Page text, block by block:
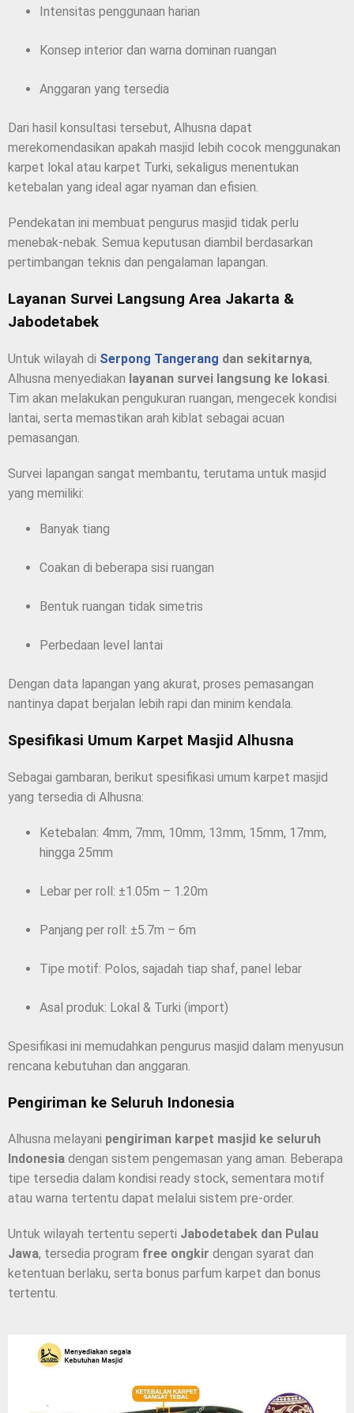
Intensitas penggunaan harian
Konsep interior dan warna dominan ruangan
Anggaran yang tersedia
Dari hasil konsultasi tersebut, Alhusna dapat
merekomendasikan apakah masjid lebih cocok menggunakan
karpet lokal atau karpet Turki, sekaligus menentukan
ketebalan yang ideal agar nyaman dan efisien.
Pendekatan ini membuat pengurus masjid tidak perlu
menebak-nebak. Semua keputusan diambil berdasarkan
pertimbangan teknis dan pengalaman lapangan.
Layanan Survei Langsung Area Jakarta &
Jabodetabek
Untuk wilayah di Serpong Tangerang dan sekitarnya,
Alhusna menyediakan layanan survei langsung ke lokasi.
Tim akan melakukan pengukuran ruangan, mengecek kondisi
lantai, serta memastikan arah kiblat sebagai acuan
pemasangan.
Survei lapangan sangat membantu, terutama untuk masjid
yang memiliki:
Banyak tiang
Coakan di beberapa sisi ruangan
Bentuk ruangan tidak simetris
Perbedaan level lantai
Dengan data lapangan yang akurat, proses pemasangan
nantinya dapat berjalan lebih rapi dan minim kendala.
Spesifikasi Umum Karpet Masjid Alhusna
Sebagai gambaran, berikut spesifikasi umum karpet masjid
yang tersedia di Alhusna:
Ketebalan: 4mm, 7mm, 10mm, 13mm, 15mm, 17mm,
hingga 25mm
Lebar per roll: ±1.05m – 1.20m
Panjang per roll: ±5.7m – 6m
Tipe motif: Polos, sajadah tiap shaf, panel lebar
Asal produk: Lokal & Turki (import)
Spesifikasi ini memudahkan pengurus masjid dalam menyusun
rencana kebutuhan dan anggaran.
Pengiriman ke Seluruh Indonesia
Alhusna melayani pengiriman karpet masjid ke seluruh
Indonesia dengan sistem pengemasan yang aman. Beberapa
tipe tersedia dalam kondisi ready stock, sementara motif
atau warna tertentu dapat melalui sistem pre-order.
Untuk wilayah tertentu seperti Jabodetabek dan Pulau
Jawa, tersedia program free ongkir dengan syarat dan
ketentuan berlaku, serta bonus parfum karpet dan bonus
tertentu.